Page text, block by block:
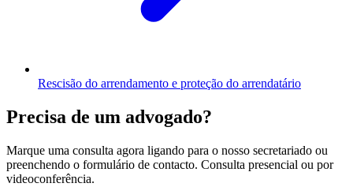
Rescisão do arrendamento e proteção do arrendatário
Precisa de um advogado?
Marque uma consulta agora ligando para o nosso secretariado ou
preenchendo o formulário de contacto. Consulta presencial ou por
videoconferência.